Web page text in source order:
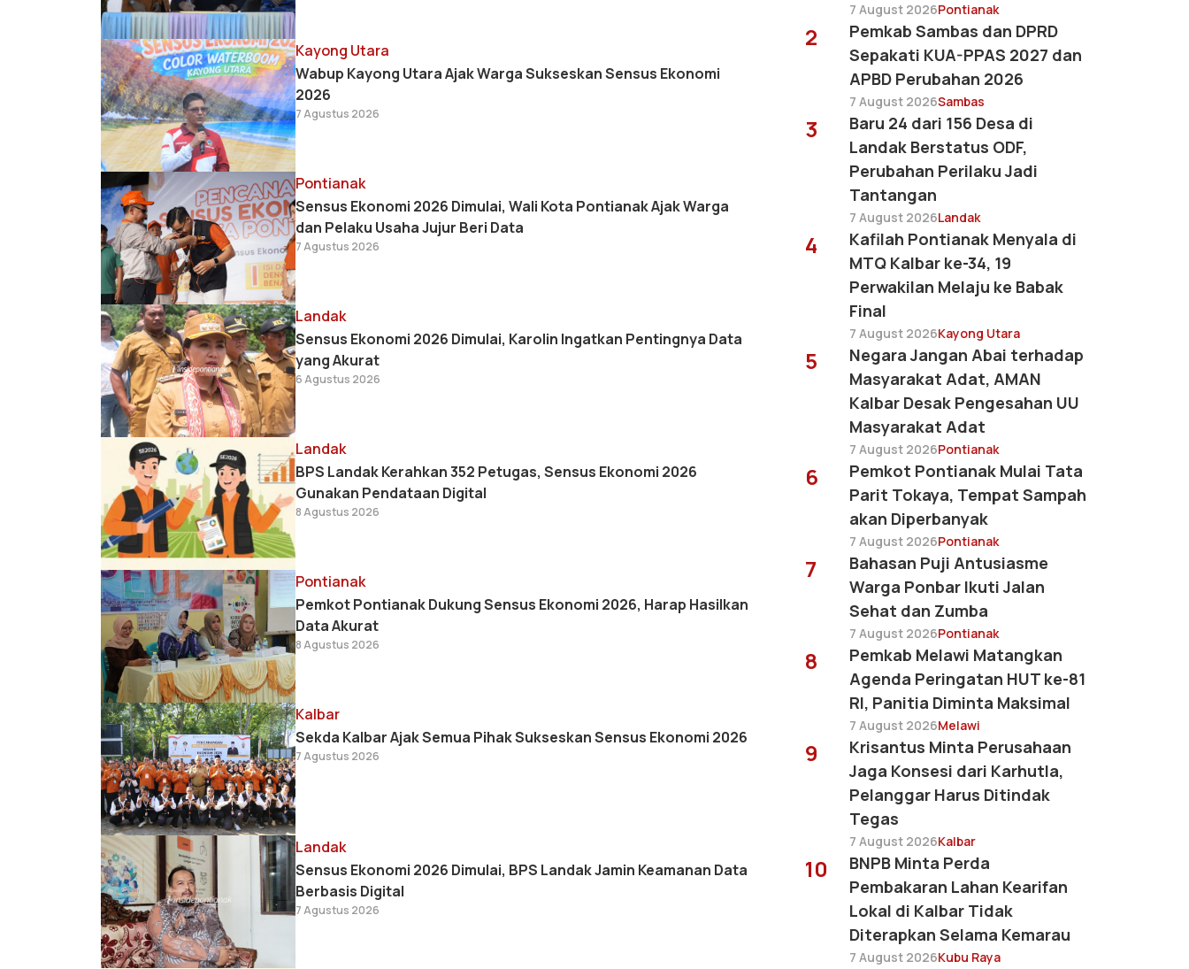
Kayong Utara
Wabup Kayong Utara Ajak Warga Sukseskan Sensus Ekonomi
2026
7 Agustus 2026
Pontianak
Sensus Ekonomi 2026 Dimulai, Wali Kota Pontianak Ajak Warga
dan Pelaku Usaha Jujur Beri Data
7 Agustus 2026
Landak
Sensus Ekonomi 2026 Dimulai, Karolin Ingatkan Pentingnya Data
yang Akurat
6 Agustus 2026
Landak
BPS Landak Kerahkan 352 Petugas, Sensus Ekonomi 2026
Gunakan Pendataan Digital
8 Agustus 2026
Pontianak
Pemkot Pontianak Dukung Sensus Ekonomi 2026, Harap Hasilkan
Data Akurat
8 Agustus 2026
Kalbar
Sekda Kalbar Ajak Semua Pihak Sukseskan Sensus Ekonomi 2026
7 Agustus 2026
Landak
Sensus Ekonomi 2026 Dimulai, BPS Landak Jamin Keamanan Data
Berbasis Digital
7 Agustus 2026
7 August 2026Pontianak
2
Pemkab Sambas dan DPRD
Sepakati KUA-PPAS 2027 dan
APBD Perubahan 2026
7 August 2026Sambas
3
Baru 24 dari 156 Desa di
Landak Berstatus ODF,
Perubahan Perilaku Jadi
Tantangan
7 August 2026Landak
4
Kafilah Pontianak Menyala di
MTQ Kalbar ke-34, 19
Perwakilan Melaju ke Babak
Final
7 August 2026Kayong Utara
5
Negara Jangan Abai terhadap
Masyarakat Adat, AMAN
Kalbar Desak Pengesahan UU
Masyarakat Adat
7 August 2026Pontianak
6
Pemkot Pontianak Mulai Tata
Parit Tokaya, Tempat Sampah
akan Diperbanyak
7 August 2026Pontianak
7
Bahasan Puji Antusiasme
Warga Ponbar Ikuti Jalan
Sehat dan Zumba
7 August 2026Pontianak
8
Pemkab Melawi Matangkan
Agenda Peringatan HUT ke-81
RI, Panitia Diminta Maksimal
7 August 2026Melawi
9
Krisantus Minta Perusahaan
Jaga Konsesi dari Karhutla,
Pelanggar Harus Ditindak
Tegas
7 August 2026Kalbar
10
BNPB Minta Perda
Pembakaran Lahan Kearifan
Lokal di Kalbar Tidak
Diterapkan Selama Kemarau
7 August 2026Kubu Raya